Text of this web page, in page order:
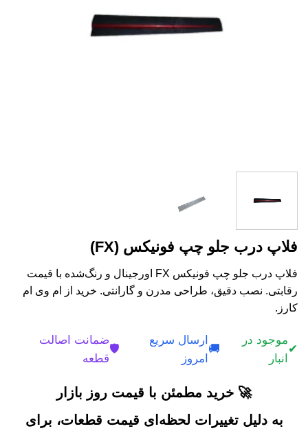
فلاپ درب جلو چپ فونیکس (FX)
فلاپ درب جلو چپ فونیکس FX اورجینال و رنگ‌شده با قیمت
رقابتی. نصب دقیق، طراحی مدرن و گارانتی. خرید از ام وی ام
کارز.
✔
موجود در
انبار
🚚
ارسال سریع
امروز
🛡️
ضمانت اصالت
قطعه
🚀 خرید مطمئن با قیمت روز بازار
به دلیل تغییرات لحظه‌ای قیمت قطعات، برای